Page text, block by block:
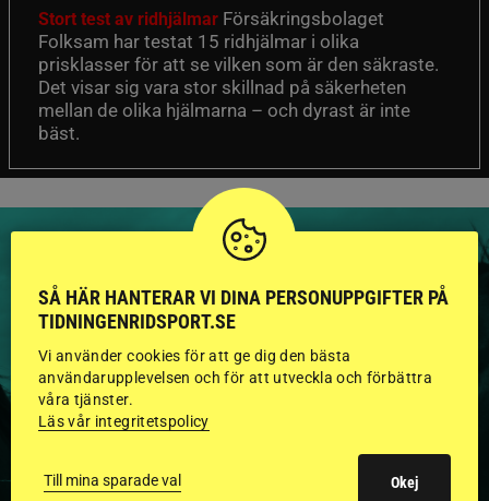
Stort test av ridhjälmar Försäkringsbolaget
Folksam har testat 15 ridhjälmar i olika
prisklasser för att se vilken som är den säkraste.
Det visar sig vara stor skillnad på säkerheten
mellan de olika hjälmarna – och dyrast är inte
bäst.
HINGSTAR ONLINE
GODKÄNDA HINGSTAR I
FLERA KATEGORIER MED
BILDER OCH FAKTA
SÅ HÄR HANTERAR VI DINA PERSONUPPGIFTER PÅ
TIDNINGENRIDSPORT.SE
Vi använder cookies för att ge dig den bästa
användarupplevelsen och för att utveckla och förbättra
våra tjänster.
Läs vår integritetspolicy
Till mina sparade val Okej